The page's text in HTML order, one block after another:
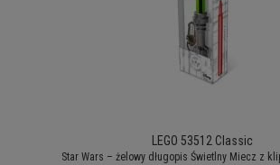
LEGO 53512 Classic
Star Wars – żelowy długopis Świetlny Miecz z